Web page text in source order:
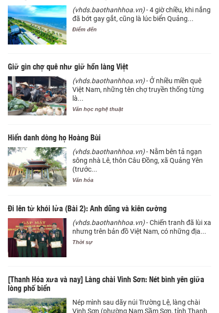
(vhds.baothanhhoa.vn)- 4 giờ chiều, khi nắng
đã bớt gay gắt, cũng là lúc biển Quảng...
Điểm đến
Giữ gìn chợ quê như giữ hồn làng Việt
(vhds.baothanhhoa.vn)- Ở nhiều miền quê
Việt Nam, những tên chợ truyền thống từng
là...
Văn học nghệ thuật
Hiển danh dòng họ Hoàng Bùi
(vhds.baothanhhoa.vn)- Nằm bên tả ngạn
sông nhà Lê, thôn Câu Đồng, xã Quảng Yên
(trước...
Văn hóa
Đi lên từ khói lửa (Bài 2): Anh dũng và kiên cường
(vhds.baothanhhoa.vn)- Chiến tranh đã lùi xa
nhưng trên bản đồ Việt Nam, có những địa...
Thời sự
[Thanh Hóa xưa và nay] Làng chài Vinh Sơn: Nét bình yên giữa
lòng phố biển
Nép mình sau dãy núi Trường Lệ, làng chài
Vinh Sơn (phường Nam Sầm Sơn, tỉnh Thanh